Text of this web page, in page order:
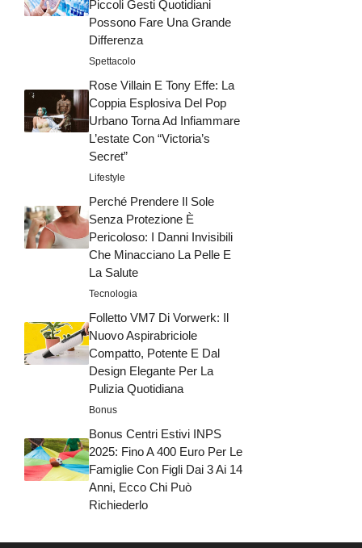
Piccoli Gesti Quotidiani
Possono Fare Una Grande
Differenza
Spettacolo
Rose Villain E Tony Effe: La
Coppia Esplosiva Del Pop
Urbano Torna Ad Infiammare
L’estate Con “Victoria’s
Secret”
Lifestyle
Perché Prendere Il Sole
Senza Protezione È
Pericoloso: I Danni Invisibili
Che Minacciano La Pelle E
La Salute
Tecnologia
Folletto VM7 Di Vorwerk: Il
Nuovo Aspirabriciole
Compatto, Potente E Dal
Design Elegante Per La
Pulizia Quotidiana
Bonus
Bonus Centri Estivi INPS
2025: Fino A 400 Euro Per Le
Famiglie Con Figli Dai 3 Ai 14
Anni, Ecco Chi Può
Richiederlo